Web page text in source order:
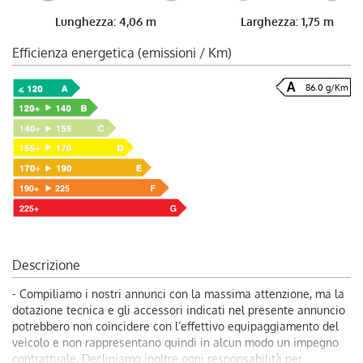
Lunghezza: 4,06 m Larghezza: 1,75 m
Efficienza energetica (emissioni / Km)
86.0 g/Km
Descrizione
- Compiliamo i nostri annunci con la massima attenzione, ma la
dotazione tecnica e gli accessori indicati nel presente annuncio
potrebbero non coincidere con l’effettivo equipaggiamento del
veicolo e non rappresentano quindi in alcun modo un impegno
contrattuale. Decliniamo inoltre ogni responsabilità per